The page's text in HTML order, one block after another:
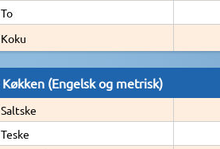
To
Koku
Køkken (Engelsk og metrisk)
Saltske
Teske